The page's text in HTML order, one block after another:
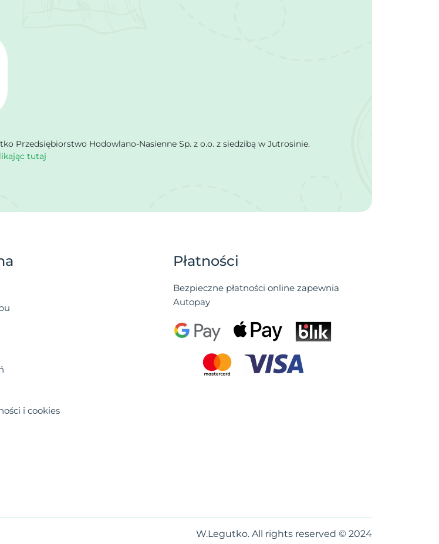
Przedsiębiorstwo Hodowlano-Nasienne Sp. z o.o. z siedzibą w Jutrosinie.
tutaj
i cookies
Płatności
Bezpieczne płatności online zapewnia
Autopay
W.Legutko. All rights reserved © 2024